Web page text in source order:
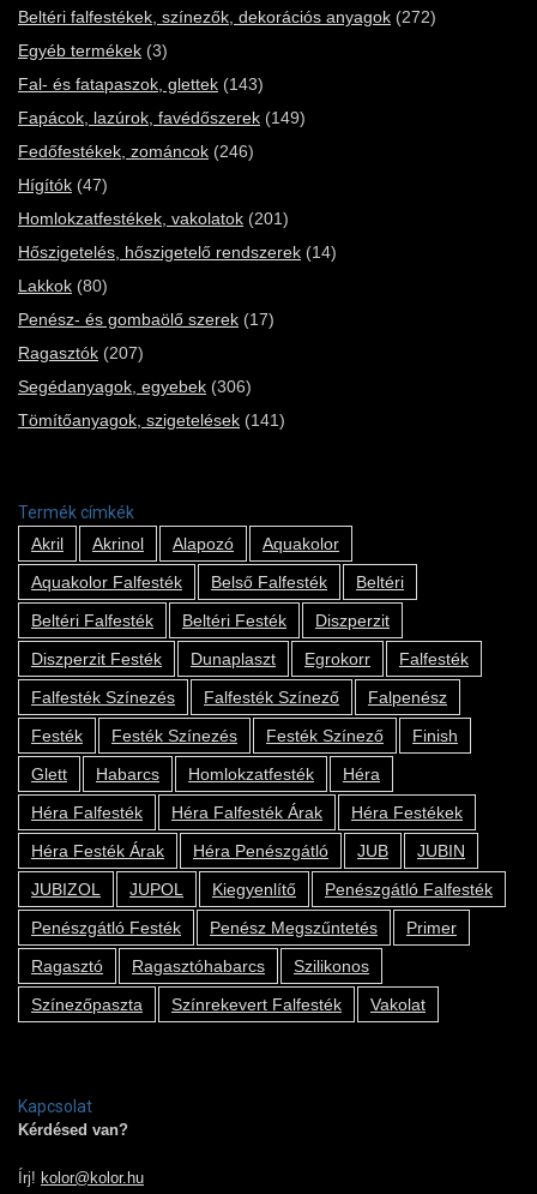
Beltéri falfestékek, színezők, dekorációs anyagok (272)
Egyéb termékek (3)
Fal- és fatapaszok, glettek (143)
Fapácok, lazúrok, favédőszerek (149)
Fedőfestékek, zománcok (246)
Hígítók (47)
Homlokzatfestékek, vakolatok (201)
Hőszigetelés, hőszigetelő rendszerek (14)
Lakkok (80)
Penész- és gombaölő szerek (17)
Ragasztók (207)
Segédanyagok, egyebek (306)
Tömítőanyagok, szigetelések (141)
Termék címkék
Akril
Akrinol Alapozó
Aquakolor
Aquakolor Falfesték
Belső Falfesték
Beltéri
Beltéri Falfesték
Beltéri Festék
Diszperzit
Diszperzit Festék
Dunaplaszt Egrokorr
Falfesték
Falfesték Színezés
Falfesték Színező
Falpenész
Festék
Festék Színezés Festék Színező
Finish
Glett
Habarcs Homlokzatfesték
Héra
Héra Falfesték
Héra Falfesték Árak
Héra Festékek
Héra Festék Árak
Héra Penészgátló JUB
JUBIN
JUBIZOL
JUPOL Kiegyenlítő
Penészgátló Falfesték
Penészgátló Festék
Penész Megszűntetés
Primer
Ragasztó
Ragasztóhabarcs
Szilikonos
Színezőpaszta
Színrekevert Falfesték Vakolat
Kapcsolat
Kérdésed van?
Írj! kolor@kolor.hu